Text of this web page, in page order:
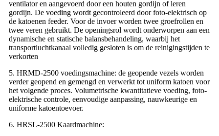
ventilator en aangevoerd door een houten gordijn of leren
gordijn. De voeding wordt gecontroleerd door foto-elektrisch op
de katoenen feeder. Voor de invoer worden twee groefrollen en
twee veren gebruikt. De openingsrol wordt onderworpen aan een
dynamische en statische balansbehandeling, waarbij het
transportluchtkanaal volledig gesloten is om de reinigingstijden te
verkorten
5. HRMD-2500 voedingsmachine: de geopende vezels worden
verder geopend en gemengd en verwerkt tot uniform katoen voor
het volgende proces. Volumetrische kwantitatieve voeding, foto-
elektrische controle, eenvoudige aanpassing, nauwkeurige en
uniforme katoentoevoer.
6. HRSL-2500 Kaardmachine: